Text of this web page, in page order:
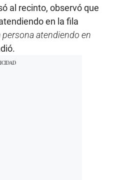
al recinto, observó que
en la fila
persona atendiendo en